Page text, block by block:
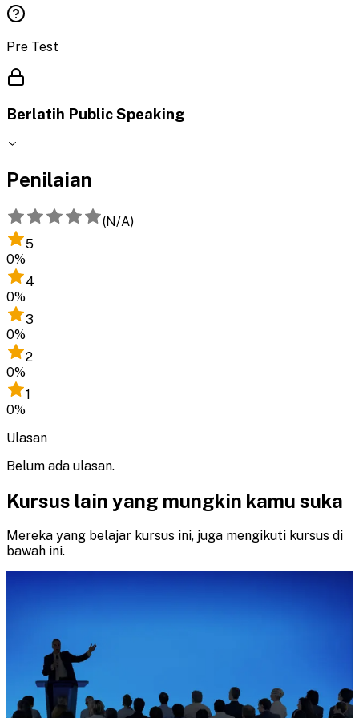
Pre Test
Berlatih Public Speaking
Penilaian
(N/A)
5
0%
4
0%
3
0%
2
0%
1
0%
Ulasan
Belum ada ulasan.
Kursus lain yang mungkin kamu suka
Mereka yang belajar kursus ini, juga mengikuti kursus di
bawah ini.